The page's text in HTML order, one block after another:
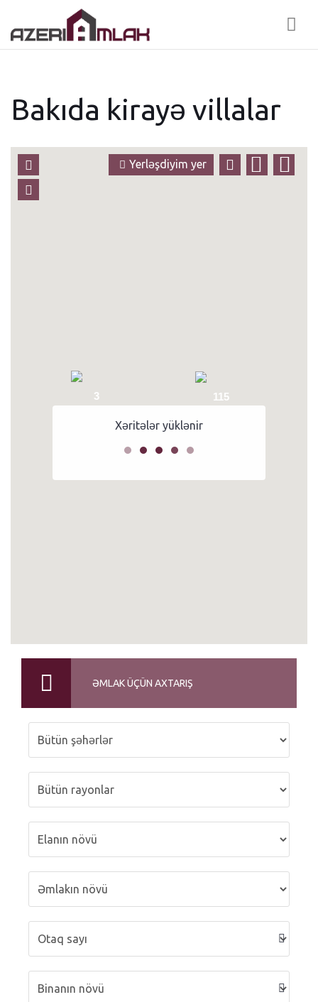
Bakıda kirayə villalar
3 115
Yerləşdiyim yer
Xəritələr yüklənir
ƏMLAK ÜÇÜN AXTARIŞ